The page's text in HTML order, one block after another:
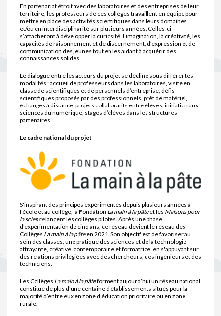
En partenariat étroit avec des laboratoires et des entreprises de leur
territoire, les professeurs de ces collèges travaillent en équipe pour
mettre en place des activités scientifiques dans leurs domaines
et/ou en interdisciplinarité sur plusieurs années. Celles-ci
s’attacheront à développer la curiosité, l’imagination, la créativité, les
capacités de raisonnement et de discernement, d’expression et de
communication des jeunes tout en les aidant à acquérir des
connaissances solides.
Le dialogue entre les acteurs du projet se décline sous différentes
modalités : accueil de professeurs dans les laboratoires, visite en
classe de scientifiques et de personnels d’entreprise, défis
scientifiques proposés par des professionnels, prêt de matériel,
échanges à distance, projets collaboratifs entre élèves, initiation aux
sciences du numérique, stages d’élèves dans les structures
partenaires...
Le cadre national du projet
S'inspirant des principes expérimentés depuis plusieurs années à
l’école et au collège, la Fondation La main à la pâteet les Maisons pour
la sciencelancent les collèges pilotes. Après une phase
d’expérimentation de cinq ans, ce réseau devient le réseau des
Collèges La main à la pâteen 2021. Son objectif est de favoriser au
sein des classes, une pratique des sciences et de la technologie
attrayante, créative, contemporaine et formatrice, en s'appuyant sur
des relations privilégiées avec des chercheurs, des ingénieurs et des
techniciens.
Les Collèges La main à la pâteforment aujourd’hui un réseau national
constitué de plus d’une centaine d’établissements situés pour la
majorité d’entre eux en zone d’éducation prioritaire ou en zone
rurale.